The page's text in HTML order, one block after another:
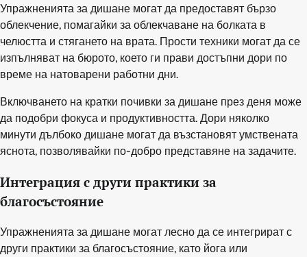
Упражненията за дишане могат да предоставят бързо
облекчение, помагайки за облекчаване на болката в
челюстта и стягането на врата. Прости техники могат да се
изпълняват на бюрото, което ги прави достъпни дори по
време на натоварени работни дни.
Включването на кратки почивки за дишане през деня може
да подобри фокуса и продуктивността. Дори няколко
минути дълбоко дишане могат да възстановят умствената
яснота, позволявайки по-добро представяне на задачите.
Интеграция с други практики за
благосъстояние
Упражненията за дишане могат лесно да се интегрират с
други практики за благосъстояние, като йога или